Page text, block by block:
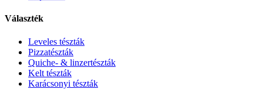
Választék
Leveles tészták
Pizzatészták
Quiche- & linzertészták
Kelt tészták
Karácsonyi tészták